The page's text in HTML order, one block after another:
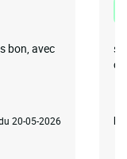
bon, avec
20-05-2026